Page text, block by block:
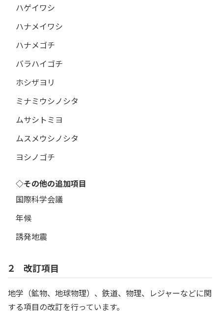
ハゲイワシ
ハナメイワシ
ハナメゴチ
バラハイゴチ
ホシザヨリ
ミナミウシノシタ
ムサシトミヨ
ムスメウシノシタ
ヨシノゴチ
◇その他の追加項目
国際科学会議
年候
誘発地震
２ 改訂項目
地学（鉱物、地球物理）、鉄道、物理、レジャーなどに関
する項目の改訂を行っています。